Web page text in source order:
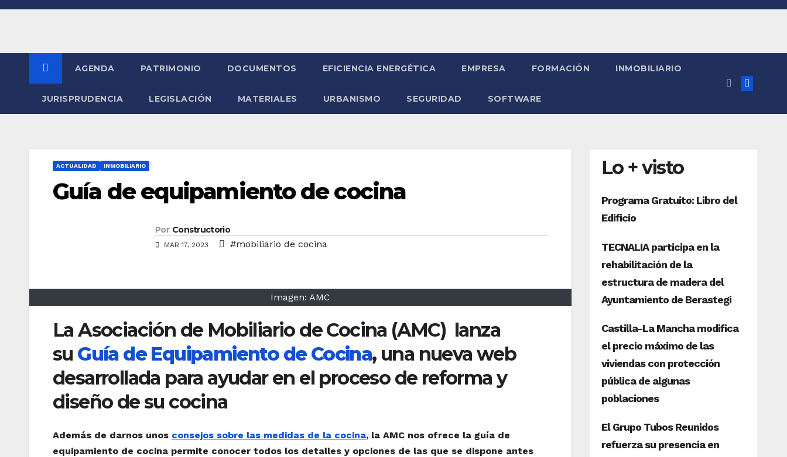
Saltar
AGENDA PATRIMONIO DOCUMENTOS EFICIENCIA ENERGÉTICA EMPRESA FORMACIÓN INMOBILIARIO
JURISPRUDENCIA LEGISLACIÓN MATERIALES URBANISMO SEGURIDAD SOFTWARE
ACTUALIDAD INMOBILIARIO
Guía de equipamiento de cocina
Por Constructorio
MAR 17, 2023 #mobiliario de cocina
Imagen: AMC
La Asociación de Mobiliario de Cocina (AMC) lanza
su Guía de Equipamiento de Cocina, una nueva web
desarrollada para ayudar en el proceso de reforma y
diseño de su cocina
Además de darnos unos consejos sobre las medidas de la cocina, la AMC nos ofrece la guía de
equipamiento de cocina permite conocer todos los detalles y opciones de las que se dispone antes
Lo + visto